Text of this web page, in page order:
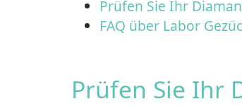
Prüfen Sie Ihr
FAQ über Labor
Prüfen Sie Ihr